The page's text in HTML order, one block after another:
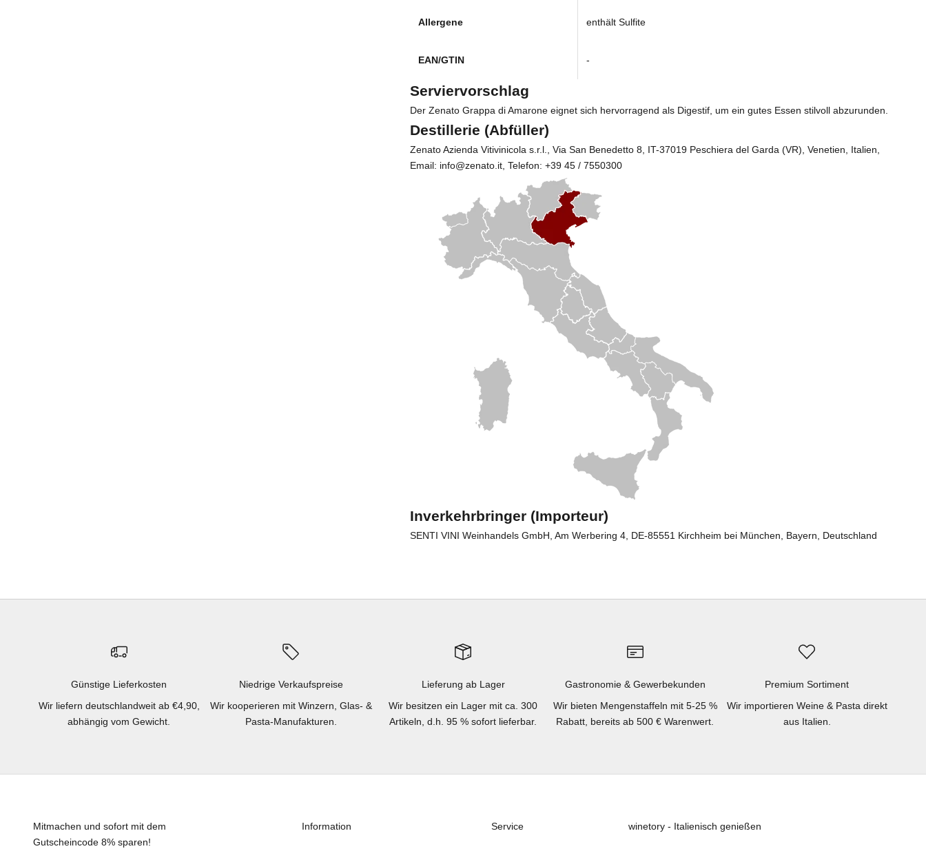
Allergene enthält Sulfite
EAN/GTIN -
Serviervorschlag
Der Zenato Grappa di Amarone eignet sich hervorragend als Digestif, um ein gutes Essen stilvoll abzurunden.
Destillerie (Abfüller)
Zenato Azienda Vitivinicola s.r.l., Via San Benedetto 8, IT-37019 Peschiera del Garda (VR), Venetien, Italien,
Email: info@zenato.it, Telefon: +39 45 / 7550300
Inverkehrbringer (Importeur)
SENTI VINI Weinhandels GmbH, Am Werbering 4, DE-85551 Kirchheim bei München, Bayern, Deutschland
Günstige Lieferkosten
Wir liefern deutschlandweit ab €4,90,
abhängig vom Gewicht.
Niedrige Verkaufspreise
Wir kooperieren mit Winzern, Glas- &
Pasta-Manufakturen.
Lieferung ab Lager
Wir besitzen ein Lager mit ca. 300
Artikeln, d.h. 95 % sofort lieferbar.
Gastronomie & Gewerbekunden
Wir bieten Mengenstaffeln mit 5-25 %
Rabatt, bereits ab 500 € Warenwert.
Premium Sortiment
Wir importieren Weine & Pasta direkt
aus Italien.
Mitmachen und sofort mit dem
Gutscheincode 8% sparen!
Information Service winetory - Italienisch genießen